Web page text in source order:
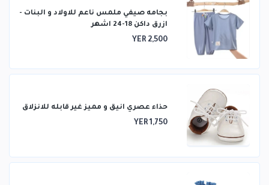
بجامه صيفي ملمس ناعم للاولاد و البنات -
ازرق داكن 18-24 اشهر
YER 2,500
حذاء عصري انيق و مميز غير قابله للانزلاق
YER 1,750